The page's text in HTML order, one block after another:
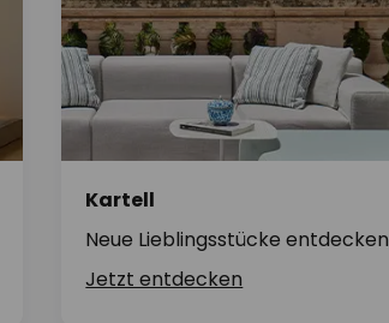
Kartell
Neue Lieblingsstücke entdecken
Jetzt entdecken